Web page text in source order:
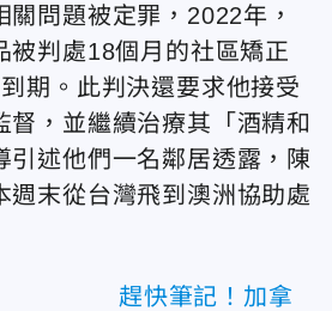
關問題被定罪，2022年，
被判處18個月的社區矯正
期。此判決還要求他接受
督，並繼續治療其「酒精和
引述他們一名鄰居透露，陳
週末從台灣飛到澳洲協助處
趕快筆記！加拿